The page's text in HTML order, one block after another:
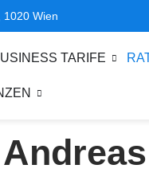
1020 Wien
TARIFE